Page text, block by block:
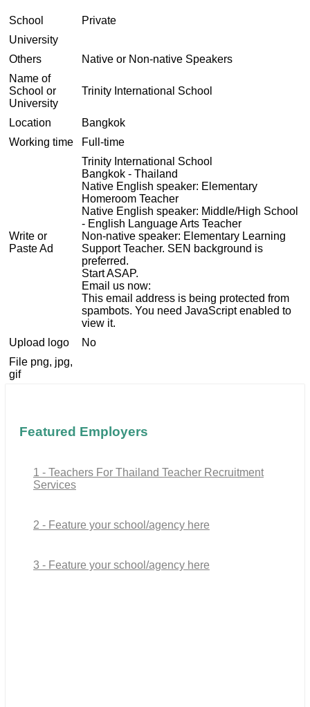
School
Private
University
Others
Native or Non-native Speakers
Name of
School or
University
Trinity International School
Location
Bangkok
Working time
Full-time
Write or
Paste Ad
Trinity International School
Bangkok - Thailand
Native English speaker: Elementary
Homeroom Teacher
Native English speaker: Middle/High School
- English Language Arts Teacher
Non-native speaker: Elementary Learning
Support Teacher. SEN background is
preferred.
Start ASAP.
Email us now:
This email address is being protected from
spambots. You need JavaScript enabled to
view it.
Upload logo
No
File png, jpg,
gif
Featured Employers
1 - Teachers For Thailand Teacher Recruitment
Services
2 - Feature your school/agency here
3 - Feature your school/agency here